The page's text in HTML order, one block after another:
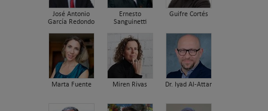
José Antonio
García Redondo
Ernesto
Sanguinetti
Guifre Cortés
Marta Fuente Miren Rivas Dr. Iyad Al-Attar